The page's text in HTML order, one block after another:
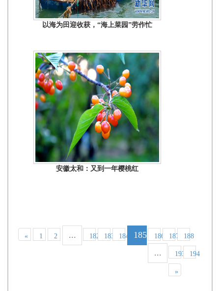
以海为田迎收获，“海上菜园”劳作忙
安徽太和：又到一年樱桃红
« 1 2 ... 182 183 184 185 186 187 188
... 193 194
»